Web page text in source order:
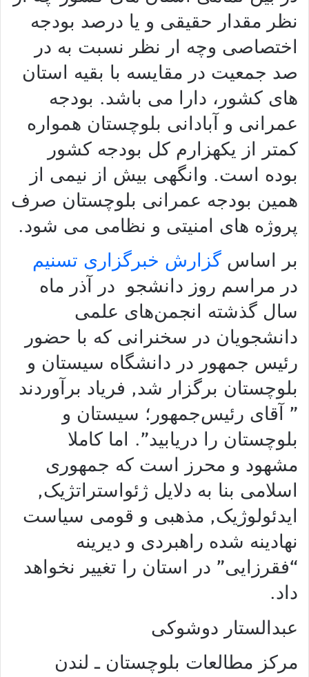
نظر مقدار حقیقی و یا درصد بودجه
اختصاصی وچه ار نظر نسبت به در
صد جمعیت در مقایسه با بقیه استان
های كشور، دارا می باشد. بودجه
عمرانی و آبادانی بلوچستان همواره
كمتر از یكهزارم كل بودجه كشور
بوده است. وانگهی بیش از نیمی از
همین بودجه عمرانی بلوچستان صرف
پروژه های امنیتی و نظامی می شود.
بر اساس گزارش خبرگزاری تسنیم
در مراسم روز دانشجو در آذر ماه
سال گذشته انجمن‌های علمی
دانشجویان در سخنرانی که با حضور
رئیس جمهور در دانشگاه سیستان و
بلوچستان برگزار شد, فریاد برآوردند
” آقای رئیس‌جمهور؛ سیستان و
بلوچستان را دریابید”. اما کاملا
مشهود و محرز است که جمهوری
اسلامی بنا به دلایل ژئواستراتژیک,
ایدئولوژیک, مذهبی و قومی سیاست
نهادینه شده راهبردی و دیرینه
“فقرزایی” در استان را تغییر نخواهد
داد.
عبدالستار دوشوکی
مرکز مطالعات بلوچستان ـ لندن